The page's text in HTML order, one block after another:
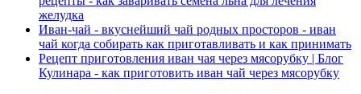
желудка
Иван-чай - вкуснейший чай родных просторов - иван
чай когда собирать как приготавливать и как принимать
Рецепт приготовления иван чая через мясорубку | Блог
Кулинара - как приготовить иван чай через мясорубку